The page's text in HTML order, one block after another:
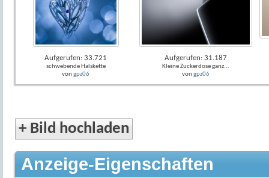
Aufgerufen: 33.721
schwebende Halskette
von gpz06
Aufgerufen: 31.187
Kleine Zuckerdose ganz...
von gpz06
+ Bild hochladen
Anzeige-Eigenschaften